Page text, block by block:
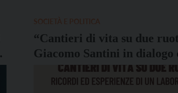
“Cantieri di vita su due
Giacomo Santini in dialogo
Federico Samaden